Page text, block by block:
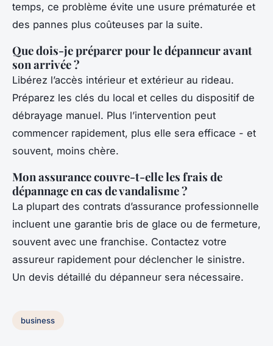
temps, ce problème évite une usure prématurée et
des pannes plus coûteuses par la suite.
Que dois-je préparer pour le dépanneur avant
son arrivée ?
Libérez l’accès intérieur et extérieur au rideau.
Préparez les clés du local et celles du dispositif de
débrayage manuel. Plus l’intervention peut
commencer rapidement, plus elle sera efficace - et
souvent, moins chère.
Mon assurance couvre-t-elle les frais de
dépannage en cas de vandalisme ?
La plupart des contrats d’assurance professionnelle
incluent une garantie bris de glace ou de fermeture,
souvent avec une franchise. Contactez votre
assureur rapidement pour déclencher le sinistre.
Un devis détaillé du dépanneur sera nécessaire.
business